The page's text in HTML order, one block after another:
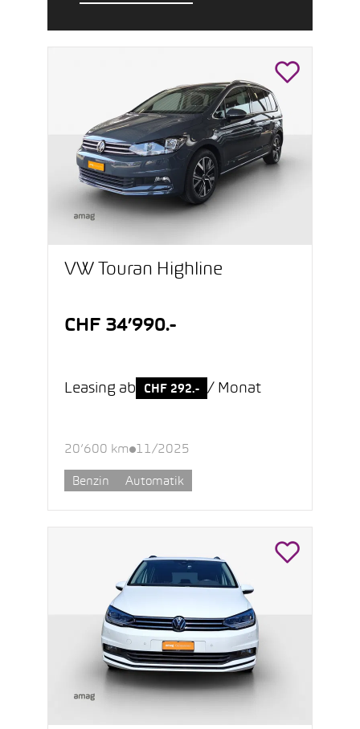
VW Touran Highline
CHF 34’990.-
Leasing ab CHF 292.- / Monat
20’600 km 11/2025
Benzin Automatik